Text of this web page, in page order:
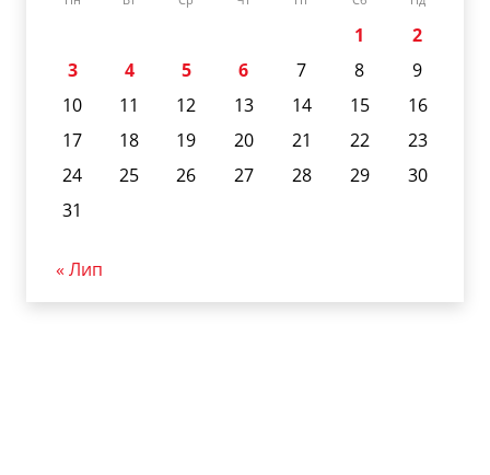
1
2
3
4 5 6 7 8
9
10
11 12 13 14 15
16
17
18 19 20 21 22
23
24
25 26 27 28 29
30
31
« Лип